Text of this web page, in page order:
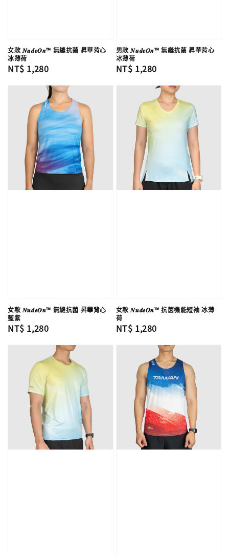
女款 𝑵𝒖𝒅𝒆𝑶𝒏™ 無縫抗菌 昇華背心
冰薄荷
Regular
NT$ 1,280
男款 𝑵𝒖𝒅𝒆𝑶𝒏™ 無縫抗菌 昇華背心
冰薄荷
Regular
NT$ 1,280
女款 𝑵𝒖𝒅𝒆𝑶𝒏™ 無縫抗菌 昇華背心
藍紫
Regular
NT$ 1,280
女款 𝑵𝒖𝒅𝒆𝑶𝒏™ 抗菌機能短袖 冰薄
荷
Regular
NT$ 1,280